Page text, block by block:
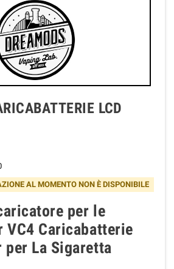
LCD
AL MOMENTO NON È DISPONIBILE
per le
VC4 Caricabatterie
per La Sigaretta